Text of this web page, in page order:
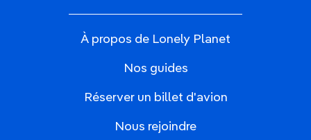
À propos de Lonely Planet
Nos guides
Réserver un billet d'avion
Nous rejoindre